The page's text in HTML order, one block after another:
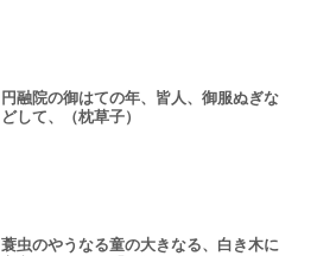
円融院の御はての年、皆人、御服ぬぎな
どして、（枕草子）
蓑虫のやうなる童の大きなる、白き木に